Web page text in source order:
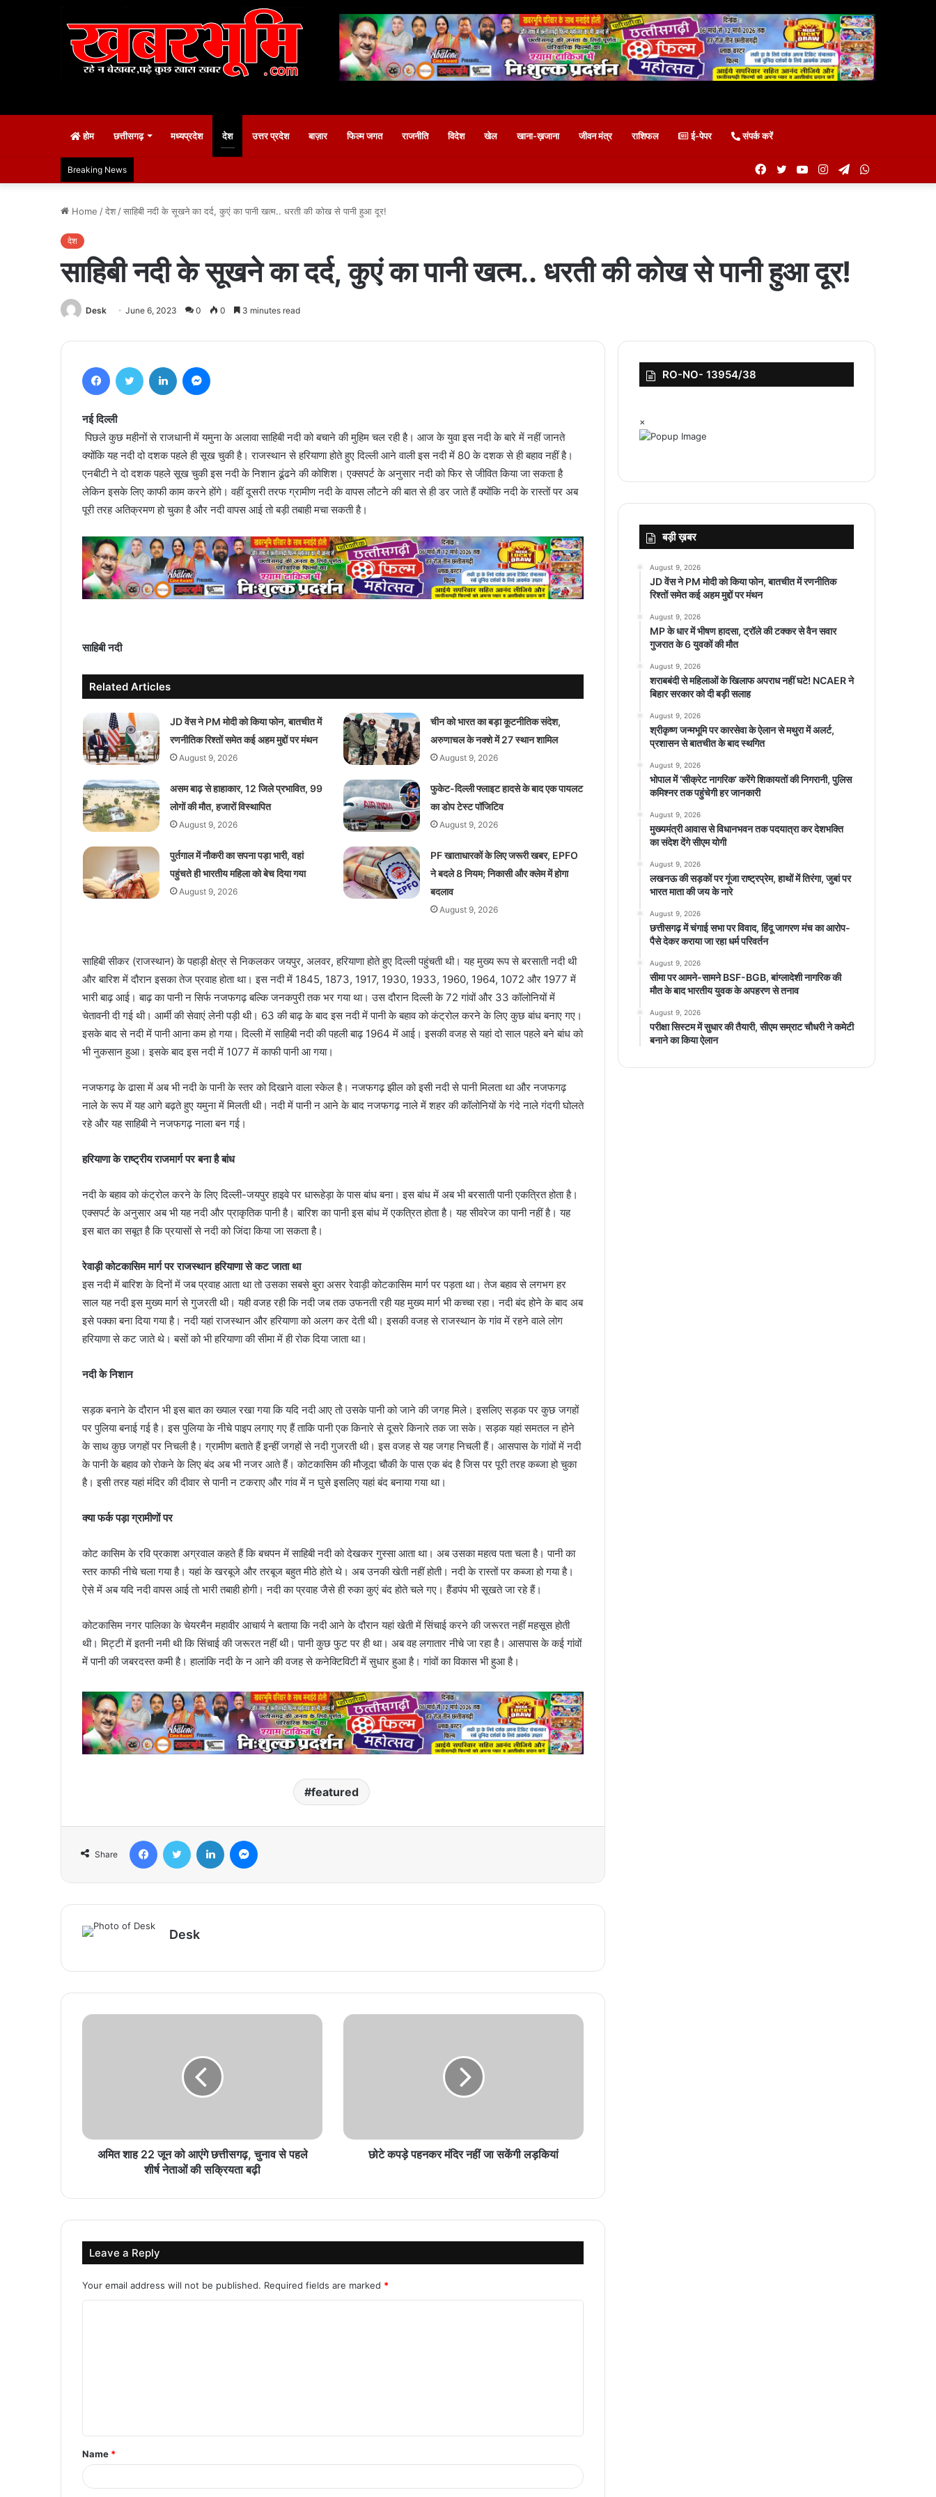
होम छत्तीसगढ़ मध्यप्रदेश देश उत्तर प्रदेश बाज़ार फिल्म जगत राजनीति विदेश खेल खाना-ख़जाना जीवन मंत्र राशिफल ई-पेपर संपर्क करें
Breaking News Telegram
Instagram
YouTube
Twitter
Facebook
Home /देश /साहिबी नदी के सूखने का दर्द, कुएं का पानी खत्म.. धरती की कोख से पानी हुआ दूर!
देश
साहिबी नदी के सूखने का दर्द, कुएं का पानी खत्म.. धरती की कोख से पानी हुआ दूर!
Desk June 6, 2023 0 0 3 minutes read
नई दिल्ली
पिछले कुछ महीनों से राजधानी में यमुना के अलावा साहिबी नदी को बचाने की मुहिम चल रही है। आज के युवा इस नदी के बारे में नहीं जानते
क्योंकि यह नदी दो दशक पहले ही सूख चुकी है। राजस्थान से हरियाणा होते हुए दिल्ली आने वाली इस नदी में 80 के दशक से ही बहाव नहीं है।
एनबीटी ने दो दशक पहले सूख चुकी इस नदी के निशान ढूंढने की कोशिश। एक्सपर्ट के अनुसार नदी को फिर से जीवित किया जा सकता है
लेकिन इसके लिए काफी काम करने होंगे। वहीं दूसरी तरफ ग्रामीण नदी के वापस लौटने की बात से ही डर जाते हैं क्योंकि नदी के रास्तों पर अब
पूरी तरह अतिक्रमण हो चुका है और नदी वापस आई तो बड़ी तबाही मचा सकती है।
साहिबी नदी
Related Articles
JD वेंस ने PM मोदी को किया फोन, बातचीत में
रणनीतिक रिश्तों समेत कई अहम मुद्दों पर मंथन
August 9, 2026
चीन को भारत का बड़ा कूटनीतिक संदेश,
अरुणाचल के नक्शे में 27 स्थान शामिल
August 9, 2026
असम बाढ़ से हाहाकार, 12 जिले प्रभावित, 99
लोगों की मौत, हजारों विस्थापित
August 9, 2026
फुकेट-दिल्ली फ्लाइट हादसे के बाद एक पायलट
का डोप टेस्ट पॉजिटिव
August 9, 2026
पुर्तगाल में नौकरी का सपना पड़ा भारी, वहां
पहुंचते ही भारतीय महिला को बेच दिया गया
August 9, 2026
PF खाताधारकों के लिए जरूरी खबर, EPFO
ने बदले 8 नियम; निकासी और क्लेम में होगा
बदलाव
August 9, 2026
साहिबी सीकर (राजस्थान) के पहाड़ी क्षेत्र से निकलकर जयपुर, अलवर, हरियाणा होते हुए दिल्ली पहुंचती थी। यह मुख्य रूप से बरसाती नदी थी
और बारिश में दौरान इसका तेज प्रवाह होता था। इस नदी में 1845, 1873, 1917, 1930, 1933, 1960, 1964, 1072 और 1977 में
भारी बाढ़ आई। बाढ़ का पानी न सिर्फ नजफगढ़ बल्कि जनकपुरी तक भर गया था। उस दौरान दिल्ली के 72 गांवों और 33 कॉलोनियों में
चेतावनी दी गई थी। आर्मी की सेवाएं लेनी पड़ी थी। 63 की बाढ़ के बाद इस नदी में पानी के बहाव को कंट्रोल करने के लिए कुछ बांध बनाए गए।
इसके बाद से नदी में पानी आना कम हो गया। दिल्ली में साहिबी नदी की पहली बाढ़ 1964 में आई। इसकी वजह से यहां दो साल पहले बने बांध को
भी नुकसान हुआ। इसके बाद इस नदी में 1077 में काफी पानी आ गया।
नजफगढ़ के ढासा में अब भी नदी के पानी के स्तर को दिखाने वाला स्केल है। नजफगढ़ झील को इसी नदी से पानी मिलता था और नजफगढ़
नाले के रूप में यह आगे बढ़ते हुए यमुना में मिलती थी। नदी में पानी न आने के बाद नजफगढ़ नाले में शहर की कॉलोनियों के गंदे नाले गंदगी घोलते
रहे और यह साहिबी ने नजफगढ़ नाला बन गई।
हरियाणा के राष्ट्रीय राजमार्ग पर बना है बांध
नदी के बहाव को कंट्रोल करने के लिए दिल्ली-जयपुर हाइवे पर धारूहेड़ा के पास बांध बना। इस बांध में अब भी बरसाती पानी एकत्रित होता है।
एक्सपर्ट के अनुसार अब भी यह नदी और प्राकृतिक पानी है। बारिश का पानी इस बांध में एकत्रित होता है। यह सीवरेज का पानी नहीं है। यह
इस बात का सबूत है कि प्रयासों से नदी को जिंदा किया जा सकता है।
रेवाड़ी कोटकासिम मार्ग पर राजस्थान हरियाणा से कट जाता था
इस नदी में बारिश के दिनों में जब प्रवाह आता था तो उसका सबसे बुरा असर रेवाड़ी कोटकासिम मार्ग पर पड़ता था। तेज बहाव से लगभग हर
साल यह नदी इस मुख्य मार्ग से गुजरती थी। यही वजह रही कि नदी जब तक उफनती रही यह मुख्य मार्ग भी कच्चा रहा। नदी बंद होने के बाद अब
इसे पक्का बना दिया गया है। नदी यहां राजस्थान और हरियाणा को अलग कर देती थी। इसकी वजह से राजस्थान के गांव में रहने वाले लोग
हरियाणा से कट जाते थे। बसों को भी हरियाणा की सीमा में ही रोक दिया जाता था।
नदी के निशान
सड़क बनाने के दौरान भी इस बात का ख्याल रखा गया कि यदि नदी आए तो उसके पानी को जाने की जगह मिले। इसलिए सड़क पर कुछ जगहों
पर पुलिया बनाई गई है। इस पुलिया के नीचे पाइप लगाए गए हैं ताकि पानी एक किनारे से दूसरे किनारे तक जा सके। सड़क यहां समतल न होने
के साथ कुछ जगहों पर निचली है। ग्रामीण बताते हैं इन्हीं जगहों से नदी गुजरती थी। इस वजह से यह जगह निचली हैं। आसपास के गांवों में नदी
के पानी के बहाव को रोकने के लिए बंद अब भी नजर आते हैं। कोटकासिम की मौजूदा चौकी के पास एक बंद है जिस पर पूरी तरह कब्जा हो चुका
है। इसी तरह यहां मंदिर की दीवार से पानी न टकराए और गांव में न घुसे इसलिए यहां बंद बनाया गया था।
क्या फर्क पड़ा ग्रामीणों पर
कोट कासिम के रवि प्रकाश अग्रवाल कहते हैं कि बचपन में साहिबी नदी को देखकर गुस्सा आता था। अब उसका महत्व पता चला है। पानी का
स्तर काफी नीचे चला गया है। यहां के खरबूजे और तरबूज बहुत मीठे होते थे। अब उनकी खेती नहीं होती। नदी के रास्तों पर कब्जा हो गया है।
ऐसे में अब यदि नदी वापस आई तो भारी तबाही होगी। नदी का प्रवाह जैसे ही रुका कुएं बंद होते चले गए। हैंडपंप भी सूखते जा रहे हैं।
कोटकासिम नगर पालिका के चेयरमैन महावीर आचार्य ने बताया कि नदी आने के दौरान यहां खेती में सिंचाई करने की जरूरत नहीं महसूस होती
थी। मिट्टी में इतनी नमी थी कि सिंचाई की जरूरत नहीं थी। पानी कुछ फुट पर ही था। अब वह लगातार नीचे जा रहा है। आसपास के कई गांवों
में पानी की जबरदस्त कमी है। हालांकि नदी के न आने की वजह से कनेक्टिविटी में सुधार हुआ है। गांवों का विकास भी हुआ है।
featured
Share
Desk
अमित शाह 22 जून को आएंगे छत्तीसगढ़, चुनाव से पहले
शीर्ष नेताओं की सक्रियता बढ़ी
छोटे कपड़े पहनकर मंदिर नहीं जा सकेंगी लड़कियां
Leave a Reply
Your email address will not be published. Required fields are marked *
t
*
Name *
RO-NO- 13954/38
×
बड़ी ख़बर
August 9, 2026
JD वेंस ने PM मोदी को किया फोन, बातचीत में रणनीतिक
रिश्तों समेत कई अहम मुद्दों पर मंथन
August 9, 2026
MP के धार में भीषण हादसा, ट्रॉले की टक्कर से वैन सवार
गुजरात के 6 युवकों की मौत
August 9, 2026
शराबबंदी से महिलाओं के खिलाफ अपराध नहीं घटे! NCAER ने
बिहार सरकार को दी बड़ी सलाह
August 9, 2026
श्रीकृष्ण जन्मभूमि पर कारसेवा के ऐलान से मथुरा में अलर्ट,
प्रशासन से बातचीत के बाद स्थगित
August 9, 2026
भोपाल में ‘सीक्रेट नागरिक’ करेंगे शिकायतों की निगरानी, पुलिस
कमिश्नर तक पहुंचेगी हर जानकारी
August 9, 2026
मुख्यमंत्री आवास से विधानभवन तक पदयात्रा कर देशभक्ति
का संदेश देंगे सीएम योगी
August 9, 2026
लखनऊ की सड़कों पर गूंजा राष्ट्रप्रेम, हाथों में तिरंगा, जुबां पर
भारत माता की जय के नारे
August 9, 2026
छत्तीसगढ़ में चंगाई सभा पर विवाद, हिंदू जागरण मंच का आरोप-
पैसे देकर कराया जा रहा धर्म परिवर्तन
August 9, 2026
सीमा पर आमने-सामने BSF-BGB, बांग्लादेशी नागरिक की
मौत के बाद भारतीय युवक के अपहरण से तनाव
August 9, 2026
परीक्षा सिस्टम में सुधार की तैयारी, सीएम सम्राट चौधरी ने कमेटी
बनाने का किया ऐलान